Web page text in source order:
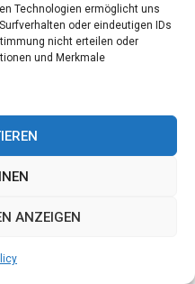
Technologien ermöglicht uns
oder eindeutigen IDs
nicht erteilen oder
und Merkmale
ANZEIGEN
Heute möchte ich mit Ihnen
das die Art und Weise, wie